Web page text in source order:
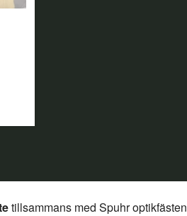
tillsammans med Spuhr optikfästen